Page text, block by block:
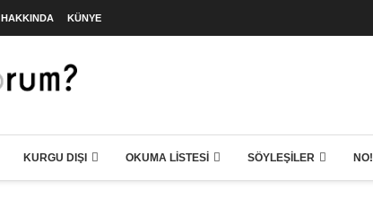
HAKKINDA KÜNYE
KURGU DIŞI OKUMA LISTESI SÖYLEŞILER NO!